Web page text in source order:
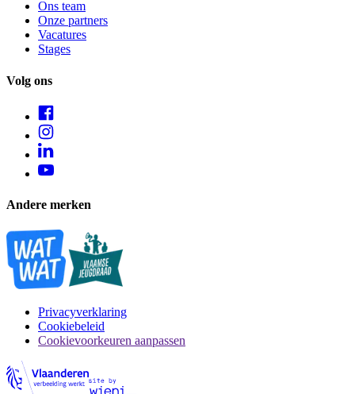
Ons team
Onze partners
Vacatures
Stages
Volg ons
Andere merken
Privacyverklaring
Cookiebeleid
Cookievoorkeuren aanpassen